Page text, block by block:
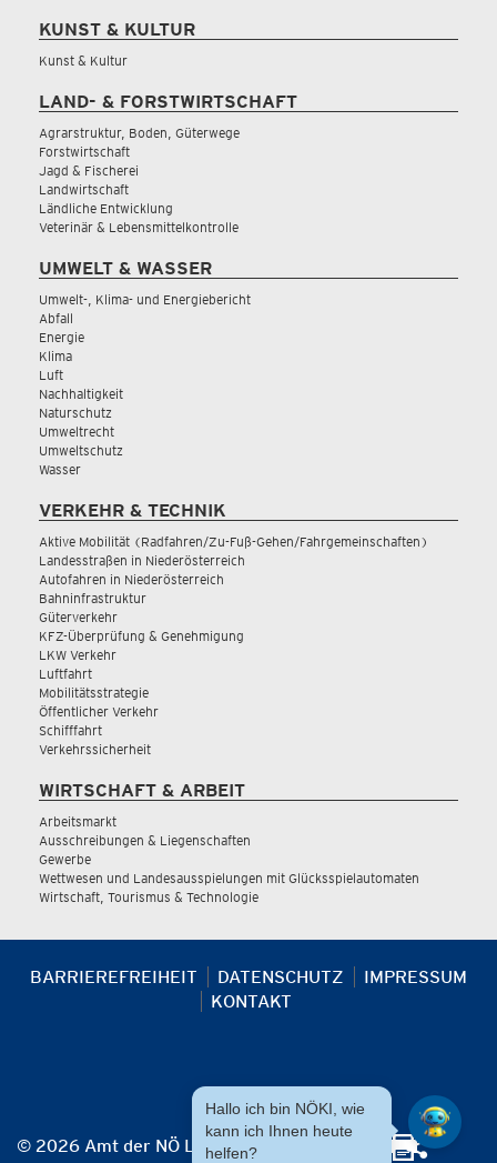
KUNST & KULTUR
Kunst & Kultur
LAND- & FORSTWIRTSCHAFT
Agrarstruktur, Boden, Güterwege
Forstwirtschaft
Jagd & Fischerei
Landwirtschaft
Ländliche Entwicklung
Veterinär & Lebensmittelkontrolle
UMWELT & WASSER
Umwelt-, Klima- und Energiebericht
Abfall
Energie
Klima
Luft
Nachhaltigkeit
Naturschutz
Umweltrecht
Umweltschutz
Wasser
VERKEHR & TECHNIK
Aktive Mobilität (Radfahren/Zu-Fuß-Gehen/Fahrgemeinschaften)
Landesstraßen in Niederösterreich
Autofahren in Niederösterreich
Bahninfrastruktur
Güterverkehr
KFZ-Überprüfung & Genehmigung
LKW Verkehr
Luftfahrt
Mobilitätsstrategie
Öffentlicher Verkehr
Schifffahrt
Verkehrssicherheit
WIRTSCHAFT & ARBEIT
Arbeitsmarkt
Ausschreibungen & Liegenschaften
Gewerbe
Wettwesen und Landesausspielungen mit Glücksspielautomaten
Wirtschaft, Tourismus & Technologie
BARRIEREFREIHEIT DATENSCHUTZ
IMPRESSUM
KONTAKT
© 2026 Amt der NÖ Landesregierung
Hallo ich bin NÖKI, wie
kann ich Ihnen heute
helfen?